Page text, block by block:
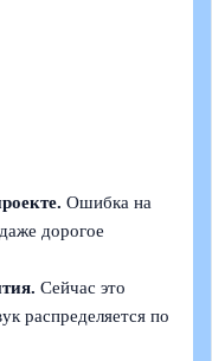
Ошибка на
дорогое
Сейчас это
распределяется по